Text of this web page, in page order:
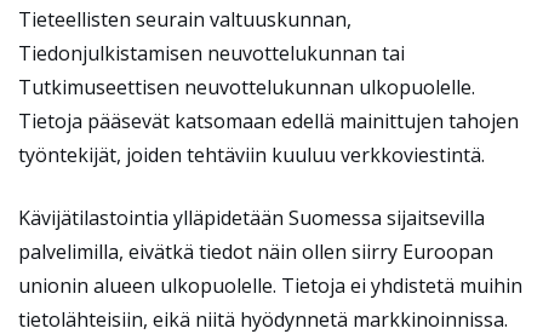
Tieteellisten seurain valtuuskunnan,
Tiedonjulkistamisen neuvottelukunnan tai
Tutkimuseettisen neuvottelukunnan ulkopuolelle.
Tietoja pääsevät katsomaan edellä mainittujen tahojen
työntekijät, joiden tehtäviin kuuluu verkkoviestintä.
Kävijätilastointia ylläpidetään Suomessa sijaitsevilla
palvelimilla, eivätkä tiedot näin ollen siirry Euroopan
unionin alueen ulkopuolelle. Tietoja ei yhdistetä muihin
tietolähteisiin, eikä niitä hyödynnetä markkinoinnissa.